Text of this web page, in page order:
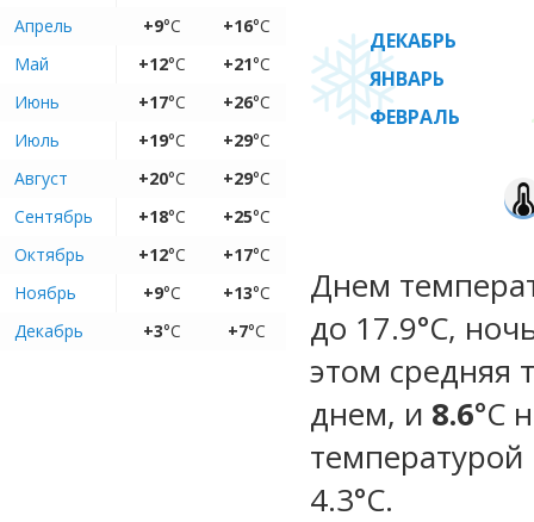
Апрель
+9°C +16°C
Май
+12°C +21°C
Июнь
+17°C +26°C
Июль
+19°C +29°C
Август
+20°C +29°C
Сентябрь
+18°C +25°C
Октябрь
+12°C +17°C
Ноябрь
+9°C +13°C
Декабрь
+3°C +7°C
ДЕКАБРЬ
ЯНВАРЬ
ФЕВРАЛЬ
Днем
до 17.9°C,
этом средняя
днем, и 8.6°C
температурой
4.3°С.